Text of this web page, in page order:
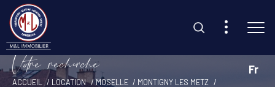
Fr
Vore recece
ACCUEIL LOCATION MOSELLE
MONTIGNY LES METZ